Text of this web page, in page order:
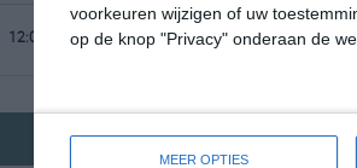
voorkeuren wijzigen of uw
op de knop "Privacy" onderaan de
MEER OPTIES
12:00 15:00 18:00
bekijk de uitgebreide